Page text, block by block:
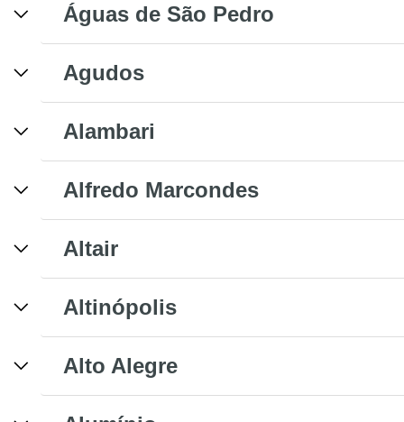
Águas de São Pedro
Agudos
Alambari
Alfredo Marcondes
Altair
Altinópolis
Alto Alegre